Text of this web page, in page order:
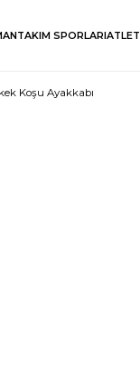
TAKIM SPORLARI
Koşu Ayakkabı